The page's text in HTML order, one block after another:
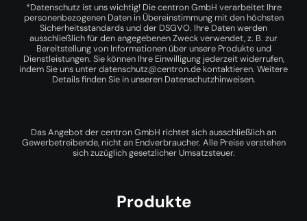
*Datenschutz ist uns wichtig! Die centron GmbH verarbeitet Ihre
personenbezogenen Daten in Übereinstimmung mit den höchsten
Sicherheitsstandards und der DSGVO. Ihre Daten werden
ausschließlich für den angegebenen Zweck verwendet, z. B. zur
Bereitstellung von Informationen über unsere Produkte und
Dienstleistungen. Sie können Ihre Einwilligung jederzeit widerrufen,
indem Sie uns unterdatenschutz@centron.de kontaktieren. Weitere
Details finden Sie in unseren Datenschutzhinweisen.
Das Angebot der centron GmbH richtet sich ausschließlich an
Gewerbetreibende, nicht an Endverbraucher. Alle Preise verstehen
sich zuzüglich gesetzlicher Umsatzsteuer.
Produkte